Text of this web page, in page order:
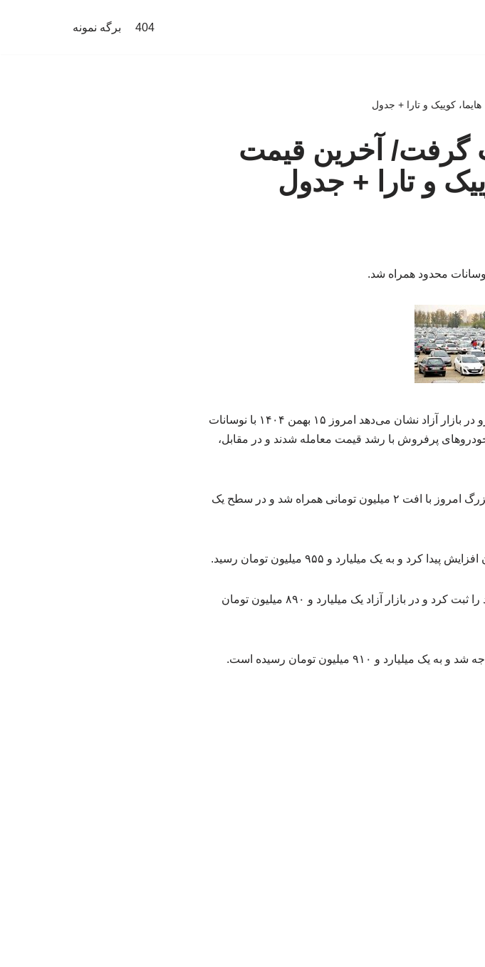
404 برگه نمونه
کوییک و تارا + جدول
گرفت/ آخرین قیمت
و تارا + جدول
محدود همراه شد.
به گزارش مقاله pdf، بررسی آخرین تحولات قیمت روز خودرو در بازار آزاد نشان می‌دهد امروز ۱۵ بهمن ۱۴۰۴ با نوسانات
پرفروش با رشد قیمت معامله شدند و در مقابل،
اقتصادآنلاین نوشت: قیمت سورن پلاس دوگانه‌سوز کپسول بزرگ امروز با افت ۲ میلیون تومانی همراه شد و در سطح یک
قیمت پژو ۲۰۷ اتوماتیک پانوراما امروز ۱۰ میلیون تومان رشد را ثبت کرد و در بازار آزاد یک میلیارد و ۸۹۰ میلیون تومان